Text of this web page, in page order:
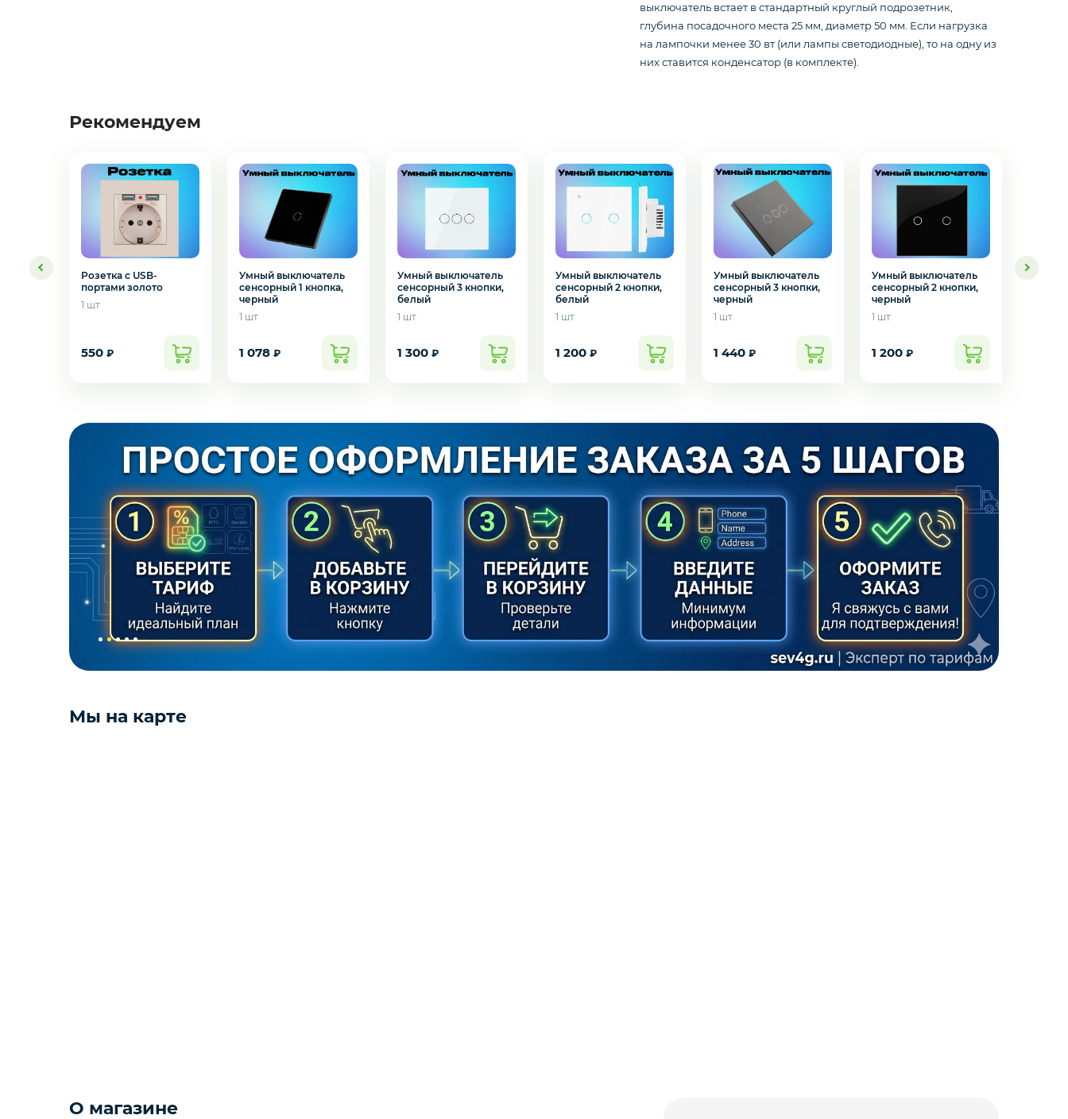
выключатель встает в стандартный круглый подрозетник,
глубина посадочного места 25 мм, диаметр 50 мм. Если нагрузка
на лампочки менее 30 вт (или лампы светодиодные), то на одну из
них ставится конденсатор (в комплекте).
Рекомендуем
Розетка с USB-
портами золото
1 шт
550 ₽
Умный выключатель
сенсорный 1 кнопка,
черный
1 шт
1 078 ₽
Умный выключатель
сенсорный 3 кнопки,
белый
1 шт
1 300 ₽
Умный выключатель
сенсорный 2 кнопки,
белый
1 шт
1 200 ₽
Умный выключатель
сенсорный 3 кнопки,
черный
1 шт
1 440 ₽
Умный выключатель
сенсорный 2 кнопки,
черный
1 шт
1 200 ₽
Умный
Мы на карте
О магазине
Желаете подозвать сотрудника